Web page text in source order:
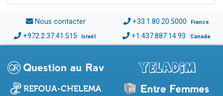
Nous contacter +33.1.80.20.5000 France
+972.2.37.41.515 Israël +1.437.887.14.93 Canada